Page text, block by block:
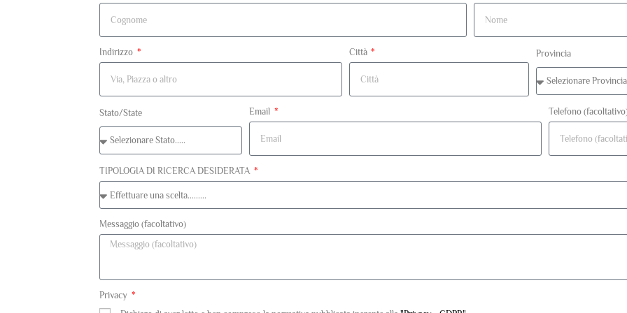
Indirizzo Città Provincia
Stato/State Email Telefono
TIPOLOGIA DI RICERCA DESIDERATA
Messaggio (facoltativo)
Privacy